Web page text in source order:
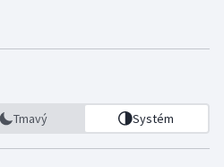
Tmavý Systém